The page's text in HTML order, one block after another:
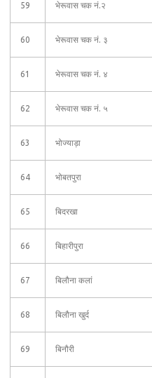
59 भेरूवास चक नं.२
60 भेरूवास चक नं. ३
61 भेरूवास चक नं. ४
62 भेरूवास चक नं. ५
63 भोज्याड़ा
64 भोबतपुरा
65 बिदरखा
66 बिहारीपुरा
67 बिलौना कलां
68 बिलौना खुर्द
69 बिनौरी